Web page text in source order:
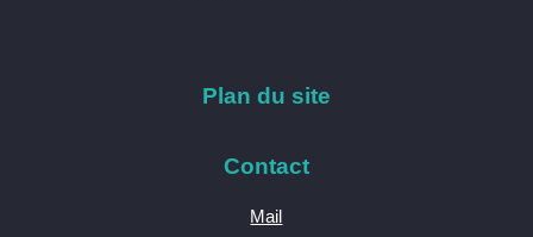
Plan du site
Contact
Mail